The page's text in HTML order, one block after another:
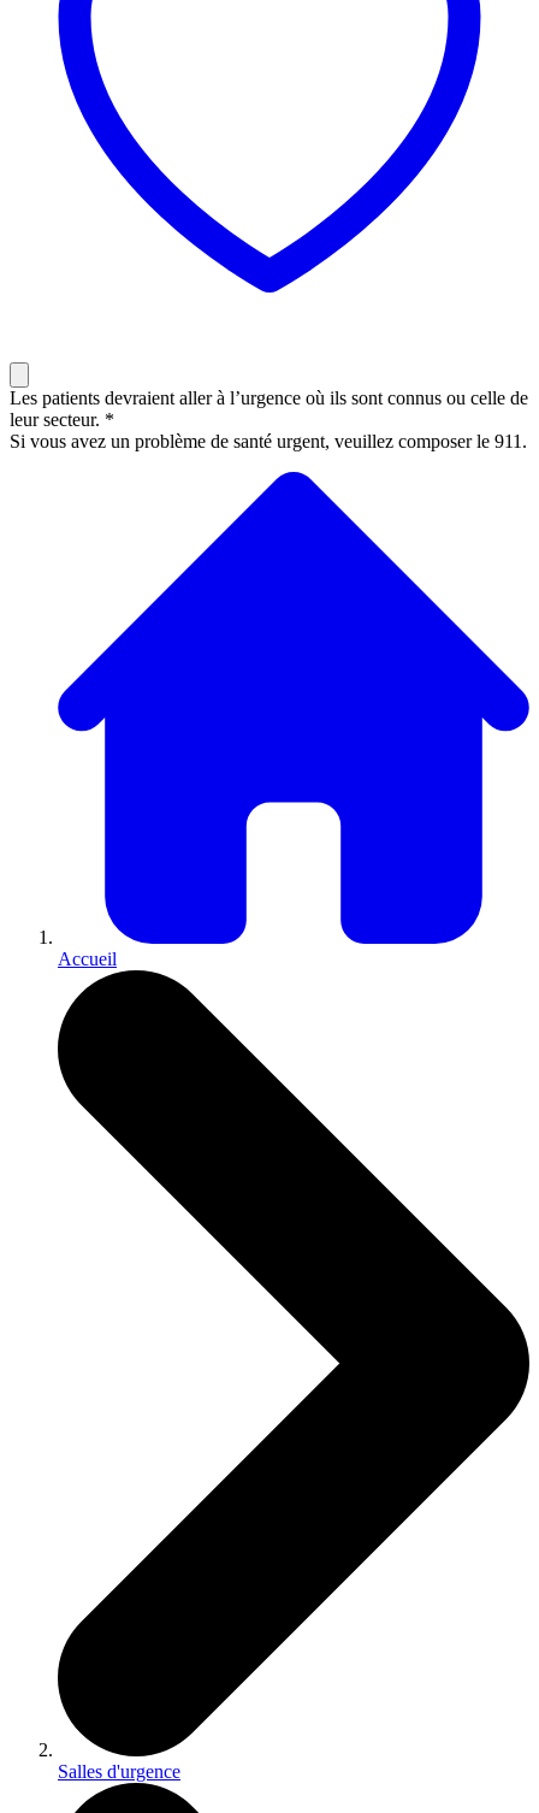
Les patients devraient aller à l’urgence où ils sont connus ou celle de
leur secteur. *
Si vous avez un problème de santé urgent, veuillez composer le 911.
Accueil
Salles d'urgence